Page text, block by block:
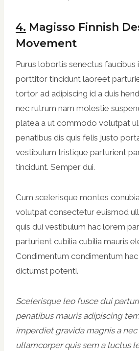
4. Magisso Finnish
Movement
Purus lobortis senectus
porttitor tincidunt laoreet
tortor ad adipiscing id a duis
nec rutrum nam molestie
platea a ut commodo volutpat
penatibus dis quis felis justo
vestibulum tristique parturient
tincidunt. Semper dui.
Cum scelerisque montes
volutpat consectetur euismod
quis dui vestibulum hac lorem
parturient cubilia cubilia mauris
Condimentum condimentum
dictumst potenti.
Scelerisque leo fusce dui
penatibus mauris adipiscing
imperdiet gravida magnis a
ullamcorper quis sem a luctus